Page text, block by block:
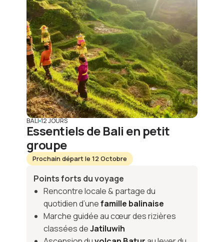
BALI 12 JOURS
Essentiels de Bali en petit
groupe
Prochain départ le 12 Octobre
Points forts du voyage
Rencontre locale & partage du
quotidien d’unefamille balinaise
Marche guidée au cœur des rizières
classées deJatiluwih